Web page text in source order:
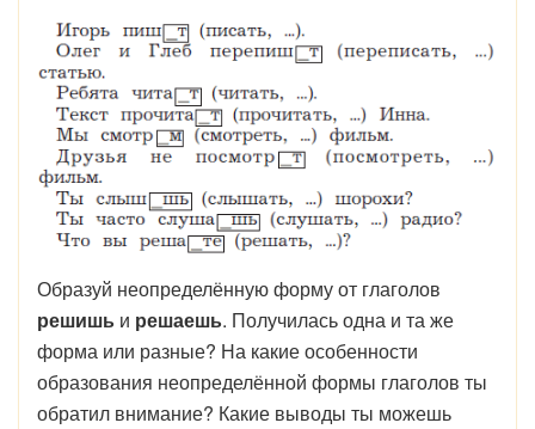
Образуй неопределённую форму от глаголов
решишь и решаешь. Получилась одна и та же
форма или разные? На какие особенности
образования неопределённой формы глаголов ты
обратил внимание? Какие выводы ты можешь